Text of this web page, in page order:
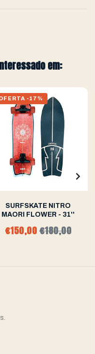
em:
-17%
SURFSKATE NITRO
MAORI FLOWER - 31''
€150,00€180,00